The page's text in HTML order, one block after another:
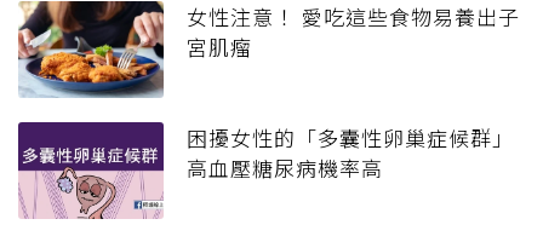
女性注意！ 愛吃這些食物易養出子
宮肌瘤
困擾女性的「多囊性卵巢症候群」
高血壓糖尿病機率高